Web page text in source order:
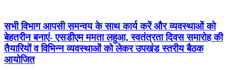
सभी विभाग आपसी समन्वय के साथ कार्य करें और व्यवस्थाओं को
बेहतरीन बनाएं- एसडीएम ममता लहुआ, स्वतंत्रता दिवस समारोह की
तैयारियों व विभिन्न व्यवस्थाओं को लेकर उपखंड स्तरीय बैठक
आयोजित